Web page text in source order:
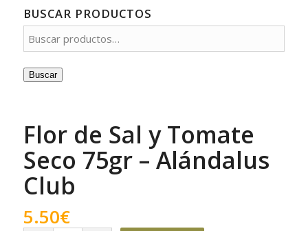
BUSCAR PRODUCTOS
Buscar
Flor de Sal y Tomate
Seco 75gr – Alándalus
Club
5.50€